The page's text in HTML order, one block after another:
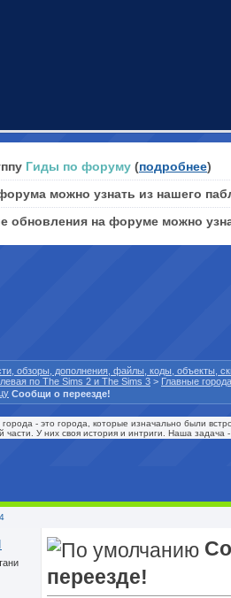
Гиды по форуму (подробнее)
можно узнать из нашего
обновления на форуме можно
обзоры, дополнения, файлы, коды, объекты,
по The Sims 2 и The Sims 3 > Главные города
Сообщи о переезде!
города - это города, которые изначально были
части. У них своя история и интриги. Наша
переезде!